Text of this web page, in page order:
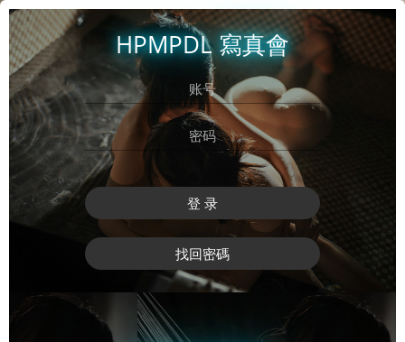
HPMPDL 寫真會
登 录
找回密碼